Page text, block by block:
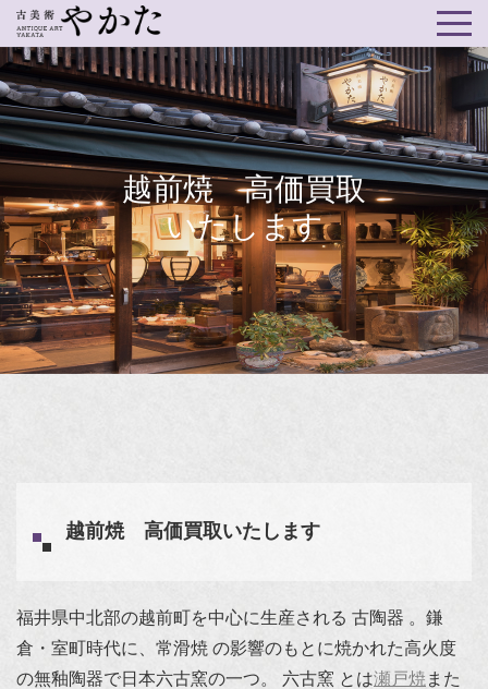
越前焼 高価買取
いたします
越前焼 高価買取いたします
福井県中北部の越前町を中心に生産される 古陶器 。鎌
倉・室町時代に、常滑焼 の影響のもとに焼かれた高火度
の無釉陶器で日本六古窯の一つ。 六古窯 とは瀬戸焼 また